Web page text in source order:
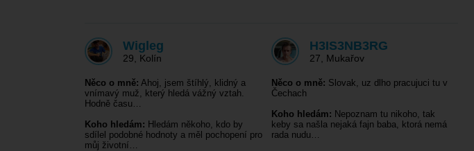
Wigleg
29 Kolín
Něco o mně: Ahoj, jsem štíhlý, klidný a
vnímavý muž, který hledá vážný vztah.
Hodně času…
Koho hledám: Hledám někoho, kdo by
sdílel podobné hodnoty a měl pochopení pro
můj životní…
H3IS3NB3RG
27 Mukařov
Něco o mně: Slovak, uz dlho pracujuci tu v
Čechach
Koho hledám: Nepoznam tu nikoho, tak
keby sa našla nejaká fajn baba, ktorá nemá
rada nudu…